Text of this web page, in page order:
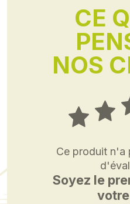
CE
NOS
Ce produit n'a
Soyez le